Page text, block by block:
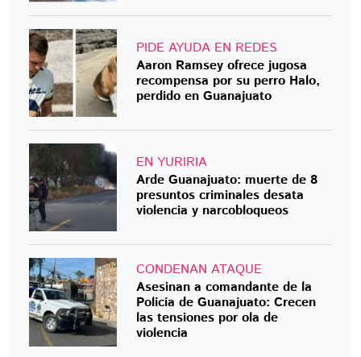
PIDE AYUDA EN REDES
Aaron Ramsey ofrece jugosa
recompensa por su perro Halo,
perdido en Guanajuato
EN YURIRIA
Arde Guanajuato: muerte de 8
presuntos criminales desata
violencia y narcobloqueos
CONDENAN ATAQUE
Asesinan a comandante de la
Policía de Guanajuato: Crecen
las tensiones por ola de
violencia